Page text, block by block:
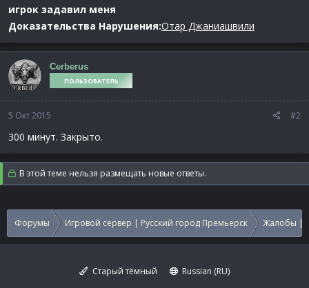
игрок задавил меня
Доказательства Нарушения:Отар Джаниашвили
Cerberus
ПОЛЬЗОВАТЕЛЬ
5 Окт 2015 #2
300 минут. Закрыто.
В этой теме нельзя размещать новые ответы.
Форумы Игровой сервер | Русский город Премьерск Жалобы |
Старый тёмный
Russian (RU)